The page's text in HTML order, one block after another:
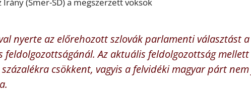
nyerte az előrehozott szlovák parlamenti választást
feldolgozottságánál. Az aktuális feldolgozottság mellett
csökkent, vagyis a felvidéki magyar párt